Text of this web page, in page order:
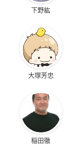
下野紘
大塚芳忠
稲田徹